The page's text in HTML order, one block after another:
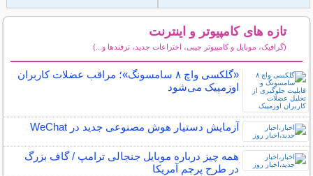
تازه های کامپیوتر و اینترنت
(گرافیک، موبایل و کامپیوتر جیبی، اختراعات جدید، ترفندها و...)
«گلکسی واچ ۸ سامسونگ»؛ مراقب عضلات کاربران
اوزمپیک می‌شود
آزمایش دستیار هوش مصنوعی جدید در WeChat
همه چیز درباره موبایل جنجالی ترامپ / گاف بزرگ
در طرح پرچم آمریکا